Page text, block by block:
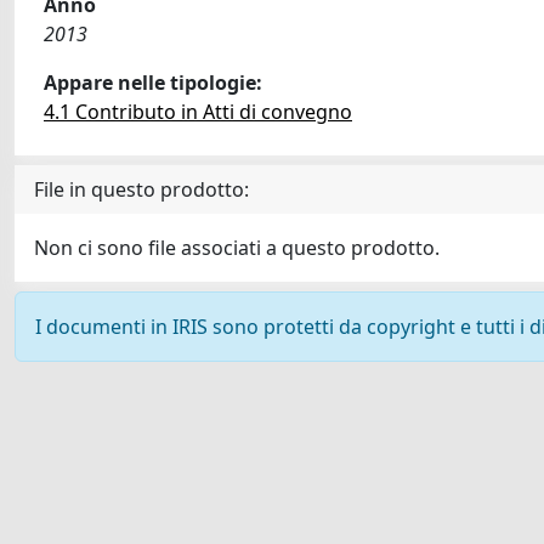
2013
Appare nelle tipologie:
4.1 Contributo in Atti di convegno
File in questo prodotto:
Non ci sono file associati a questo prodotto.
I documenti in IRIS sono protetti da copyright e tutti i